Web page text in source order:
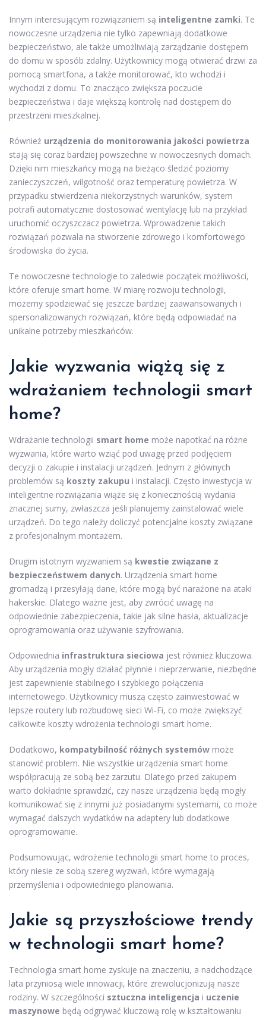
Innym interesującym rozwiązaniem są inteligentne zamki. Te
nowoczesne urządzenia nie tylko zapewniają dodatkowe
bezpieczeństwo, ale także umożliwiają zarządzanie dostępem
do domu w sposób zdalny. Użytkownicy mogą otwierać drzwi za
pomocą smartfona, a także monitorować, kto wchodzi i
wychodzi z domu. To znacząco zwiększa poczucie
bezpieczeństwa i daje większą kontrolę nad dostępem do
przestrzeni mieszkalnej.
Również urządzenia do monitorowania jakości powietrza
stają się coraz bardziej powszechne w nowoczesnych domach.
Dzięki nim mieszkańcy mogą na bieżąco śledzić poziomy
zanieczyszczeń, wilgotność oraz temperaturę powietrza. W
przypadku stwierdzenia niekorzystnych warunków, system
potrafi automatycznie dostosować wentylację lub na przykład
uruchomić oczyszczacz powietrza. Wprowadzenie takich
rozwiązań pozwala na stworzenie zdrowego i komfortowego
środowiska do życia.
Te nowoczesne technologie to zaledwie początek możliwości,
które oferuje smart home. W miarę rozwoju technologii,
możemy spodziewać się jeszcze bardziej zaawansowanych i
spersonalizowanych rozwiązań, które będą odpowiadać na
unikalne potrzeby mieszkańców.
Jakie wyzwania wiążą się z
wdrażaniem technologii smart
home?
Wdrażanie technologii smart home może napotkać na różne
wyzwania, które warto wziąć pod uwagę przed podjęciem
decyzji o zakupie i instalacji urządzeń. Jednym z głównych
problemów są koszty zakupu i instalacji. Często inwestycja w
inteligentne rozwiązania wiąże się z koniecznością wydania
znacznej sumy, zwłaszcza jeśli planujemy zainstalować wiele
urządzeń. Do tego należy doliczyć potencjalne koszty związane
z profesjonalnym montażem.
Drugim istotnym wyzwaniem są kwestie związane z
bezpieczeństwem danych. Urządzenia smart home
gromadzą i przesyłają dane, które mogą być narażone na ataki
hakerskie. Dlatego ważne jest, aby zwrócić uwagę na
odpowiednie zabezpieczenia, takie jak silne hasła, aktualizacje
oprogramowania oraz używanie szyfrowania.
Odpowiednia infrastruktura sieciowa jest również kluczowa.
Aby urządzenia mogły działać płynnie i nieprzerwanie, niezbędne
jest zapewnienie stabilnego i szybkiego połączenia
internetowego. Użytkownicy muszą często zainwestować w
lepsze routery lub rozbudowę sieci Wi-Fi, co może zwiększyć
całkowite koszty wdrożenia technologii smart home.
Dodatkowo, kompatybilność różnych systemów może
stanowić problem. Nie wszystkie urządzenia smart home
współpracują ze sobą bez zarzutu. Dlatego przed zakupem
warto dokładnie sprawdzić, czy nasze urządzenia będą mogły
komunikować się z innymi już posiadanymi systemami, co może
wymagać dalszych wydatków na adaptery lub dodatkowe
oprogramowanie.
Podsumowując, wdrożenie technologii smart home to proces,
który niesie ze sobą szereg wyzwań, które wymagają
przemyślenia i odpowiedniego planowania.
Jakie są przyszłościowe trendy
w technologii smart home?
Technologia smart home zyskuje na znaczeniu, a nadchodzące
lata przyniosą wiele innowacji, które zrewolucjonizują nasze
rodziny. W szczególności sztuczna inteligencja i uczenie
maszynowe będą odgrywać kluczową rolę w kształtowaniu